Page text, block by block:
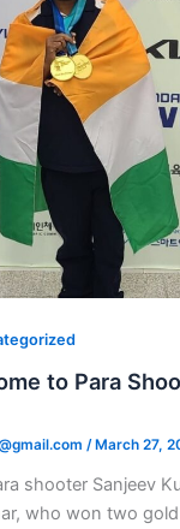
to Para
/ March 27,
shooter Sanjeev
who won two